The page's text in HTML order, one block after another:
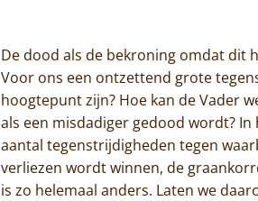
De dood als de bekroning omdat dit
Voor ons een ontzettend grote
hoogtepunt zijn? Hoe kan de Vader
als een misdadiger gedood wordt?
aantal tegenstrijdigheden tegen
verliezen wordt winnen, de
is zo helemaal anders. Laten we